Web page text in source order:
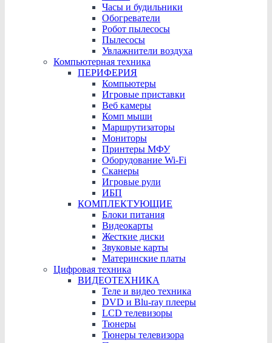
Часы и будильники
Обогреватели
Робот пылесосы
Пылесосы
Увлажнители воздуха
Компьютерная техника
ПЕРИФЕРИЯ
Компьютеры
Игровые приставки
Веб камеры
Комп мыши
Маршрутизаторы
Мониторы
Принтеры МФУ
Оборудование Wi-Fi
Сканеры
Игровые рули
ИБП
КОМПЛЕКТУЮЩИЕ
Блоки питания
Видеокарты
Жесткие диски
Звуковые карты
Материнские платы
Цифровая техника
ВИДЕОТЕХНИКА
Теле и видео техника
DVD и Blu-ray плееры
LCD телевизоры
Тюнеры
Тюнеры телевизора